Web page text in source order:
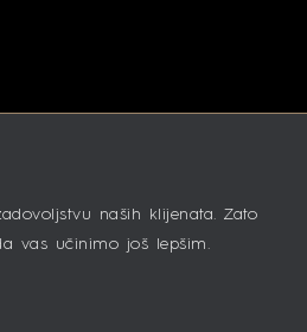
naših klijenata. Zato
vas učinimo još lepšim.